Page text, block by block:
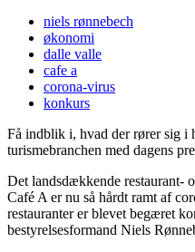
niels rønnebech
økonomi
dalle valle
cafe a
corona-virus
konkurs
Få indblik i, hvad der rører sig i
turismebranchen med dagens
Det landsdækkende restaurant-
Café A er nu så hårdt ramt af
restauranter er blevet begæret
bestyrelsesformand Niels